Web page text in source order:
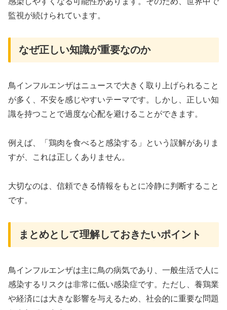
監視が続けられています。
なぜ正しい知識が重要なのか
鳥インフルエンザはニュースで大きく取り上げられること
が多く、不安を感じやすいテーマです。しかし、正しい知
識を持つことで過度な心配を避けることができます。
例えば、「鶏肉を食べると感染する」という誤解がありま
すが、これは正しくありません。
大切なのは、信頼できる情報をもとに冷静に判断すること
です。
まとめとして理解しておきたいポイント
鳥インフルエンザは主に鳥の病気であり、一般生活で人に
感染するリスクは非常に低い感染症です。ただし、養鶏業
や経済には大きな影響を与えるため、社会的に重要な問題